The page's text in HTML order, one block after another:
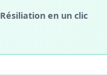
Résiliation en un clic